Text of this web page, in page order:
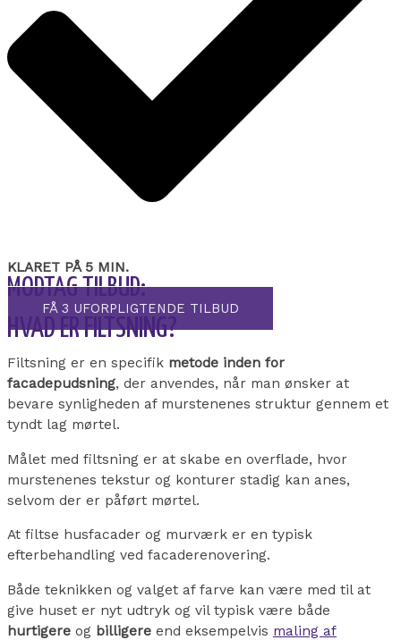
KLARET PÅ 5 MIN.
MODTAG TILBUD:
FÅ 3 UFORPLIGTENDE TILBUD
HVAD ER FILTSNING?
Filtsning er en specifik metode inden for
facadepudsning, der anvendes, når man ønsker at
bevare synligheden af murstenenes struktur gennem et
tyndt lag mørtel.
Målet med filtsning er at skabe en overflade, hvor
murstenenes tekstur og konturer stadig kan anes,
selvom der er påført mørtel.
At filtse husfacader og murværk er en typisk
efterbehandling ved facaderenovering.
Både teknikken og valget af farve kan være med til at
give huset er nyt udtryk og vil typisk være både
hurtigere og billigere end eksempelvis maling af